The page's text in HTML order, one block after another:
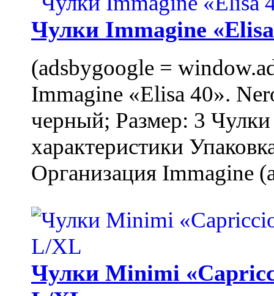
Чулки Immagine
(adsbygoogle =
Immagine «Elisa 40».
черный; Размер: 3
характеристики
Организация Immagine
Чулки Minimi